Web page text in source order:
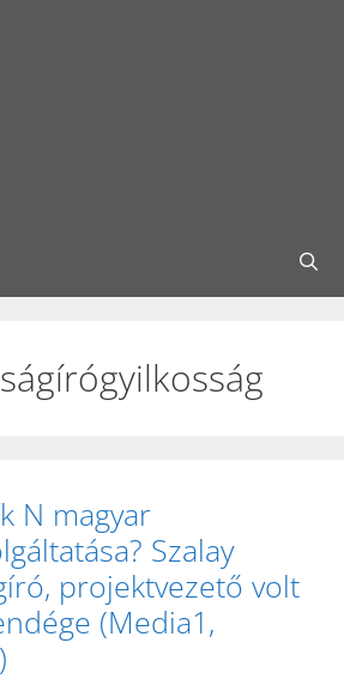
N magyar
Szalay
projektvezető volt
(Media1,